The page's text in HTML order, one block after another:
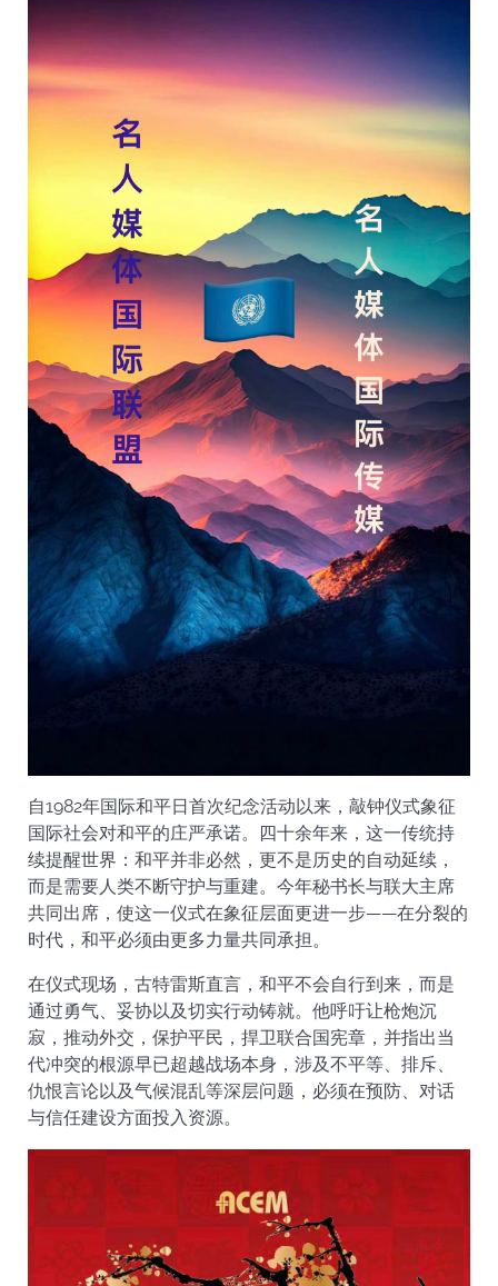
自1982年国际和平日首次纪念活动以来，敲钟仪式象征
国际社会对和平的庄严承诺。四十余年来，这一传统持
续提醒世界：和平并非必然，更不是历史的自动延续，
而是需要人类不断守护与重建。今年秘书长与联大主席
共同出席，使这一仪式在象征层面更进一步——在分裂的
时代，和平必须由更多力量共同承担。
在仪式现场，古特雷斯直言，和平不会自行到来，而是
通过勇气、妥协以及切实行动铸就。他呼吁让枪炮沉
寂，推动外交，保护平民，捍卫联合国宪章，并指出当
代冲突的根源早已超越战场本身，涉及不平等、排斥、
仇恨言论以及气候混乱等深层问题，必须在预防、对话
与信任建设方面投入资源。